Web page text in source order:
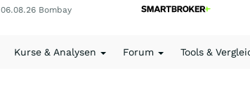
06.08.26 Bombay
Kurse & Analysen Forum Tools &